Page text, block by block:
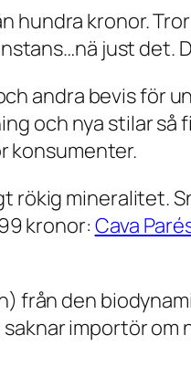
hundra kronor.
just det.
andra bevis för
och nya stilar så
konsumenter.
rökig mineralitet.
kronor: Cava
från den
importör om